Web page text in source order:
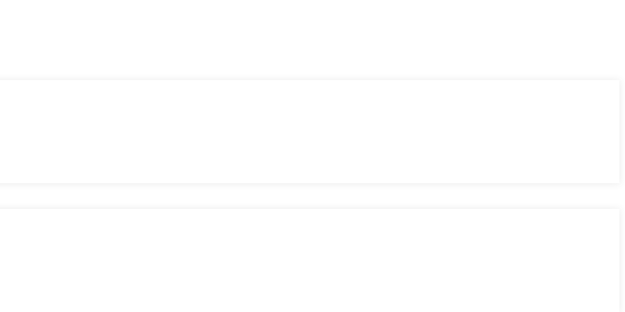
complicações.
do mercado.
e dApps.